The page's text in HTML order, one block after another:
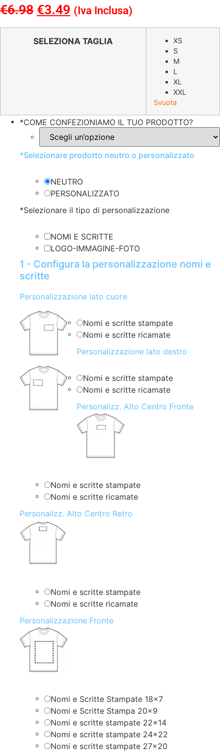
€6.98 Il
prezzo
originale
€3.49 Il
prezzo
attuale
(Iva Inclusa)
SELEZIONA TAGLIA
XS
S
M
L
XL
XXL
Svuota
*COME CONFEZIONIAMO IL TUO PRODOTTO?
*Selezionare prodotto neutro o personalizzato
NEUTRO
PERSONALIZZATO
*Selezionare il tipo di personalizzazione
NOMI E SCRITTE
LOGO-IMMAGINE-FOTO
1 - Configura la personalizzazione nomi e
scritte
Personalizzazione lato cuore
Nomi e scritte stampate
Nomi e scritte ricamate
Personalizzazione lato destro
Nomi e scritte stampate
Nomi e scritte ricamate
Personalizz. Alto Centro Fronte
Nomi e scritte stampate
Nomi e scritte ricamate
Personalizz. Alto Centro Retro
Nomi e scritte stampate
Nomi e scritte ricamate
Personalizzazione Fronte
Nomi e Scritte Stampate 18×7
Nomi e Scritte Stampa 20×9
Nomi e scritte stampate 22×14
Nomi e scritte stampate 24×22
Nomi e scritte stampate 27×20